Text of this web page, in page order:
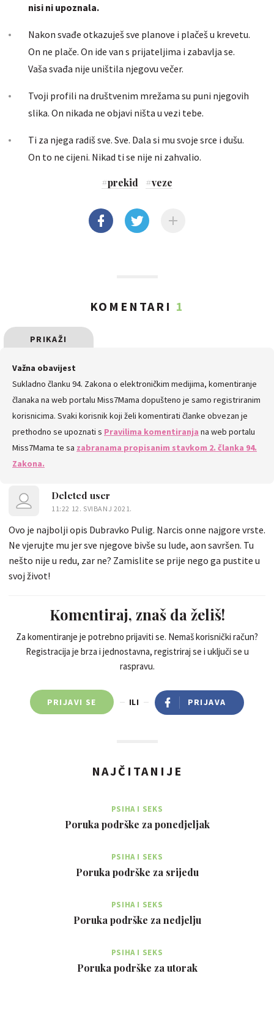
nisi ni upoznala.
Nakon svađe otkazuješ sve planove i plačeš u krevetu.
On ne plače. On ide van s prijateljima i zabavlja se.
Vaša svađa nije uništila njegovu večer.
Tvoji profili na društvenim mrežama su puni njegovih
slika. On nikada ne objavi ništa u vezi tebe.
Ti za njega radiš sve. Sve. Dala si mu svoje srce i dušu.
On to ne cijeni. Nikad ti se nije ni zahvalio.
#prekid #veze
KOMENTARI 1
PRIKAŽI
SVE
KOMENTARE
Važna obavijest
Sukladno članku 94. Zakona o elektroničkim medijima, komentiranje
članaka na web portalu Miss7Mama dopušteno je samo registriranim
korisnicima. Svaki korisnik koji želi komentirati članke obvezan je
prethodno se upoznati s Pravilima komentiranja na web portalu
Miss7Mama te sa zabranama propisanim stavkom 2. članka 94.
Zakona.
Deleted user
11:22 12. SVIBANJ 2021.
Ovo je najbolji opis Dubravko Pulig. Narcis onne najgore vrste.
Ne vjerujte mu jer sve njegove bivše su lude, aon savršen. Tu
nešto nije u redu, zar ne? Zamislite se prije nego ga pustite u
svoj život!
Komentiraj, znaš da želiš!
Za komentiranje je potrebno prijaviti se. Nemaš korisnički račun?
Registracija je brza i jednostavna, registriraj se i uključi se u
raspravu.
PRIJAVI SE ILI PRIJAVA
NAJČITANIJE
PSIHA I SEKS
Poruka podrške za ponedjeljak
PSIHA I SEKS
Poruka podrške za srijedu
PSIHA I SEKS
Poruka podrške za nedjelju
PSIHA I SEKS
Poruka podrške za utorak